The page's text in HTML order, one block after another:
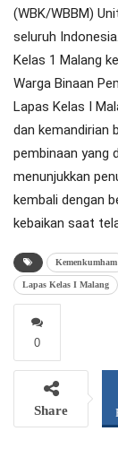
(WBK/WBBM)
seluruh
Kelas 1 Malang
Warga Binaan
Lapas Kelas I
dan kemandirian
pembinaan yang
menunjukkan
kembali dengan
kebaikan saat
Kemenkumham
Lapas Kelas I Malang
0
Share